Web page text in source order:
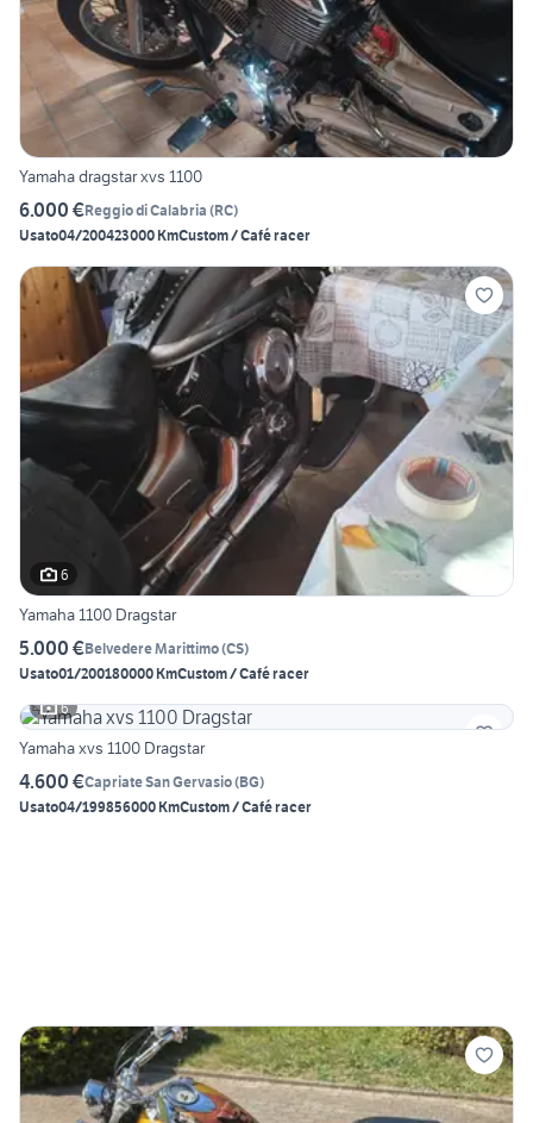
Yamaha dragstar xvs 1100
6.000 €Reggio di Calabria (RC)
Usato04/200423000 KmCustom / Café racer
6
Yamaha 1100 Dragstar
5.000 €Belvedere Marittimo(CS)
Usato01/200180000 KmCustom / Café racer
6
Yamaha xvs 1100 Dragstar
4.600 €Capriate San Gervasio(BG)
Usato04/199856000 KmCustom / Café racer